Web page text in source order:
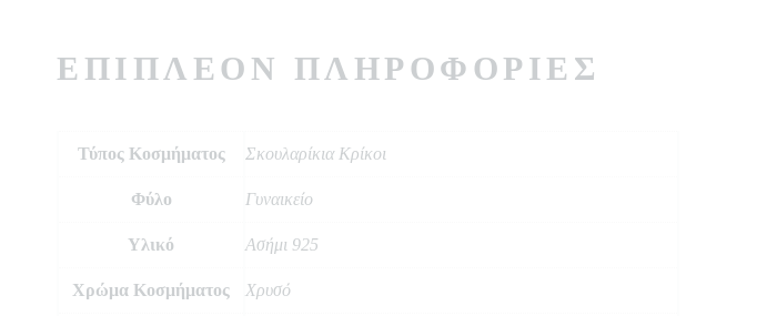
ΕΠΙΠΛΈΟΝ ΠΛΗΡΟΦΟΡΊΕΣ
Τύπος Κοσμήματος Σκουλαρίκια Κρίκοι
Φύλο Γυναικείο
Υλικό Ασήμι 925
Χρώμα Κοσμήματος Χρυσό